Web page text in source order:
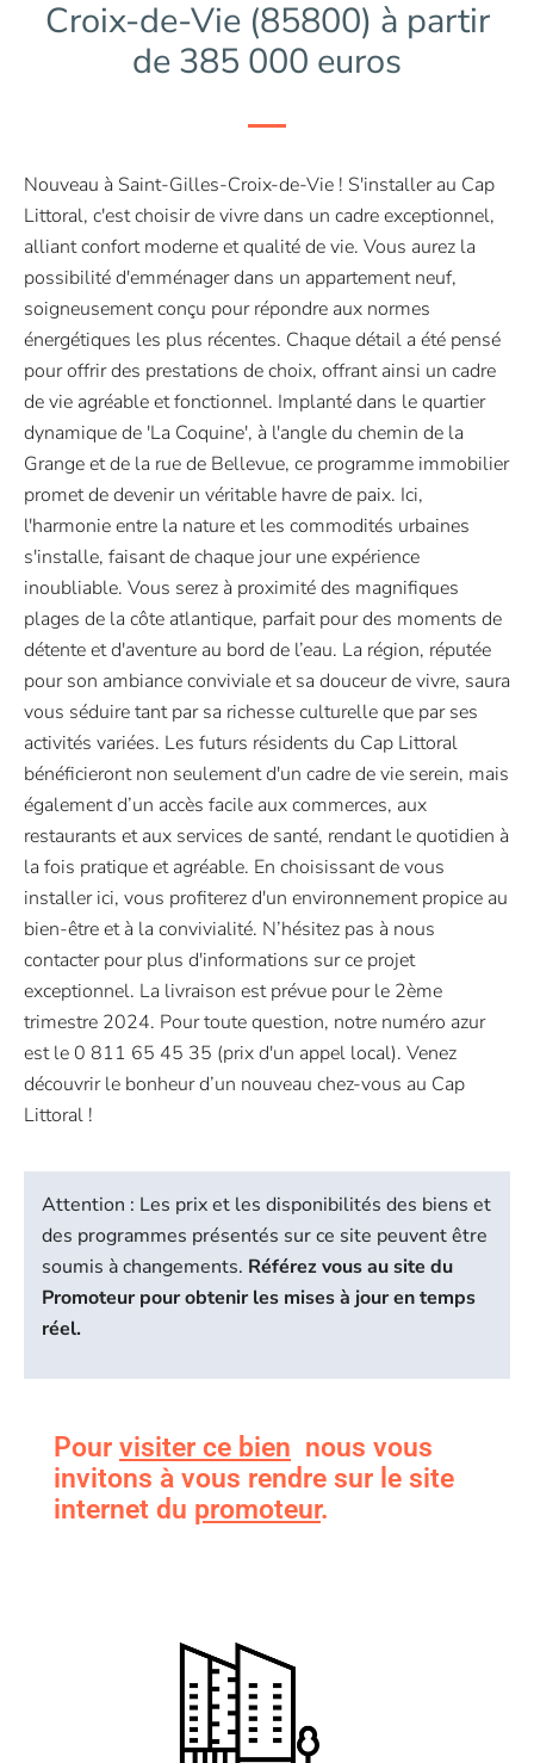
Croix-de-Vie (85800) à partir
de 385 000 euros
Nouveau à Saint-Gilles-Croix-de-Vie ! S'installer au Cap
Littoral, c'est choisir de vivre dans un cadre exceptionnel,
alliant confort moderne et qualité de vie. Vous aurez la
possibilité d'emménager dans un appartement neuf,
soigneusement conçu pour répondre aux normes
énergétiques les plus récentes. Chaque détail a été pensé
pour offrir des prestations de choix, offrant ainsi un cadre
de vie agréable et fonctionnel. Implanté dans le quartier
dynamique de 'La Coquine', à l'angle du chemin de la
Grange et de la rue de Bellevue, ce programme immobilier
promet de devenir un véritable havre de paix. Ici,
l'harmonie entre la nature et les commodités urbaines
s'installe, faisant de chaque jour une expérience
inoubliable. Vous serez à proximité des magnifiques
plages de la côte atlantique, parfait pour des moments de
détente et d'aventure au bord de l’eau. La région, réputée
pour son ambiance conviviale et sa douceur de vivre, saura
vous séduire tant par sa richesse culturelle que par ses
activités variées. Les futurs résidents du Cap Littoral
bénéficieront non seulement d'un cadre de vie serein, mais
également d’un accès facile aux commerces, aux
restaurants et aux services de santé, rendant le quotidien à
la fois pratique et agréable. En choisissant de vous
installer ici, vous profiterez d'un environnement propice au
bien-être et à la convivialité. N’hésitez pas à nous
contacter pour plus d'informations sur ce projet
exceptionnel. La livraison est prévue pour le 2ème
trimestre 2024. Pour toute question, notre numéro azur
est le 0 811 65 45 35 (prix d'un appel local). Venez
découvrir le bonheur d’un nouveau chez-vous au Cap
Littoral !
Attention : Les prix et les disponibilités des biens et
des programmes présentés sur ce site peuvent être
soumis à changements. Référez vous au site du
Promoteur pour obtenir les mises à jour en temps
réel.
Pour visiter ce bien nous vous
invitons à vous rendre sur le site
internet du promoteur.